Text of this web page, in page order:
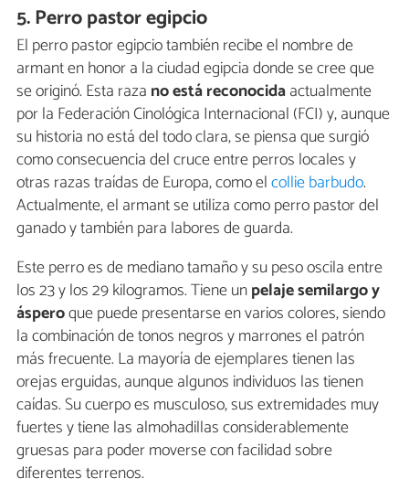
5. Perro pastor egipcio
El perro pastor egipcio también recibe el nombre de
armant en honor a la ciudad egipcia donde se cree que
se originó. Esta raza no está reconocidaactualmente
por la Federación Cinológica Internacional (FCI) y, aunque
su historia no está del todo clara, se piensa que surgió
como consecuencia del cruce entre perros locales y
otras razas traídas de Europa, como elcollie barbudo.
Actualmente, el armant se utiliza como perro pastor del
ganado y también para labores de guarda.
Este perro es de mediano tamaño y su peso oscila entre
los 23 y los 29 kilogramos. Tiene unpelaje semilargo y
ásperoque puede presentarse en varios colores, siendo
la combinación de tonos negros y marrones el patrón
más frecuente. La mayoría de ejemplares tienen las
orejas erguidas, aunque algunos individuos las tienen
caídas. Su cuerpo es musculoso, sus extremidades muy
fuertes y tiene las almohadillas considerablemente
gruesas para poder moverse con facilidad sobre
diferentes terrenos.